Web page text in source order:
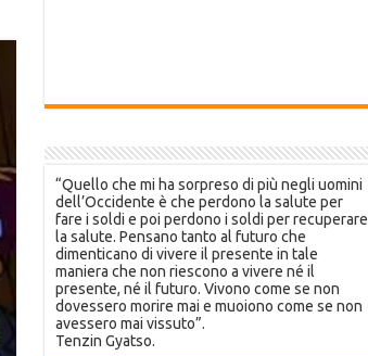
“Quello che mi ha sorpreso di più negli uomini
dell’Occidente è che perdono la salute per
fare i soldi e poi perdono i soldi per recuperare
la salute. Pensano tanto al futuro che
dimenticano di vivere il presente in tale
maniera che non riescono a vivere né il
presente, né il futuro. Vivono come se non
dovessero morire mai e muoiono come se non
avessero mai vissuto”.
Tenzin Gyatso.